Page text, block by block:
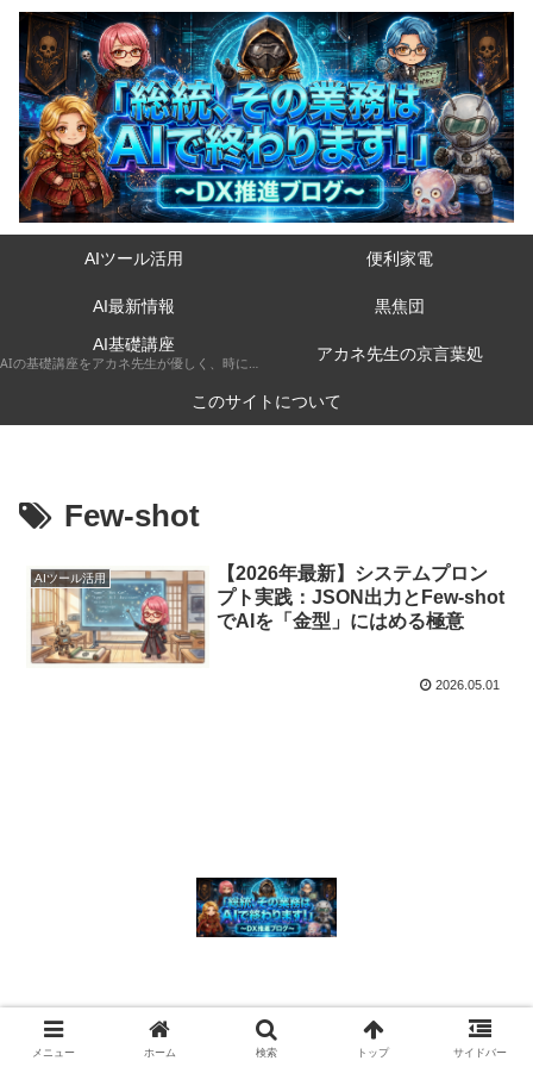
AIツール活用 便利家電
AI最新情報
黒焦団
AI基礎講座
アカネ先生の京言葉処
このサイトについて
Few-shot
AIツール活用
【2026年最新】システムプロン
プト実践：JSON出力とFew-shot
でAIを「金型」にはめる極意
2026.05.01
メニュー ホーム 検索 トップ サイドバー